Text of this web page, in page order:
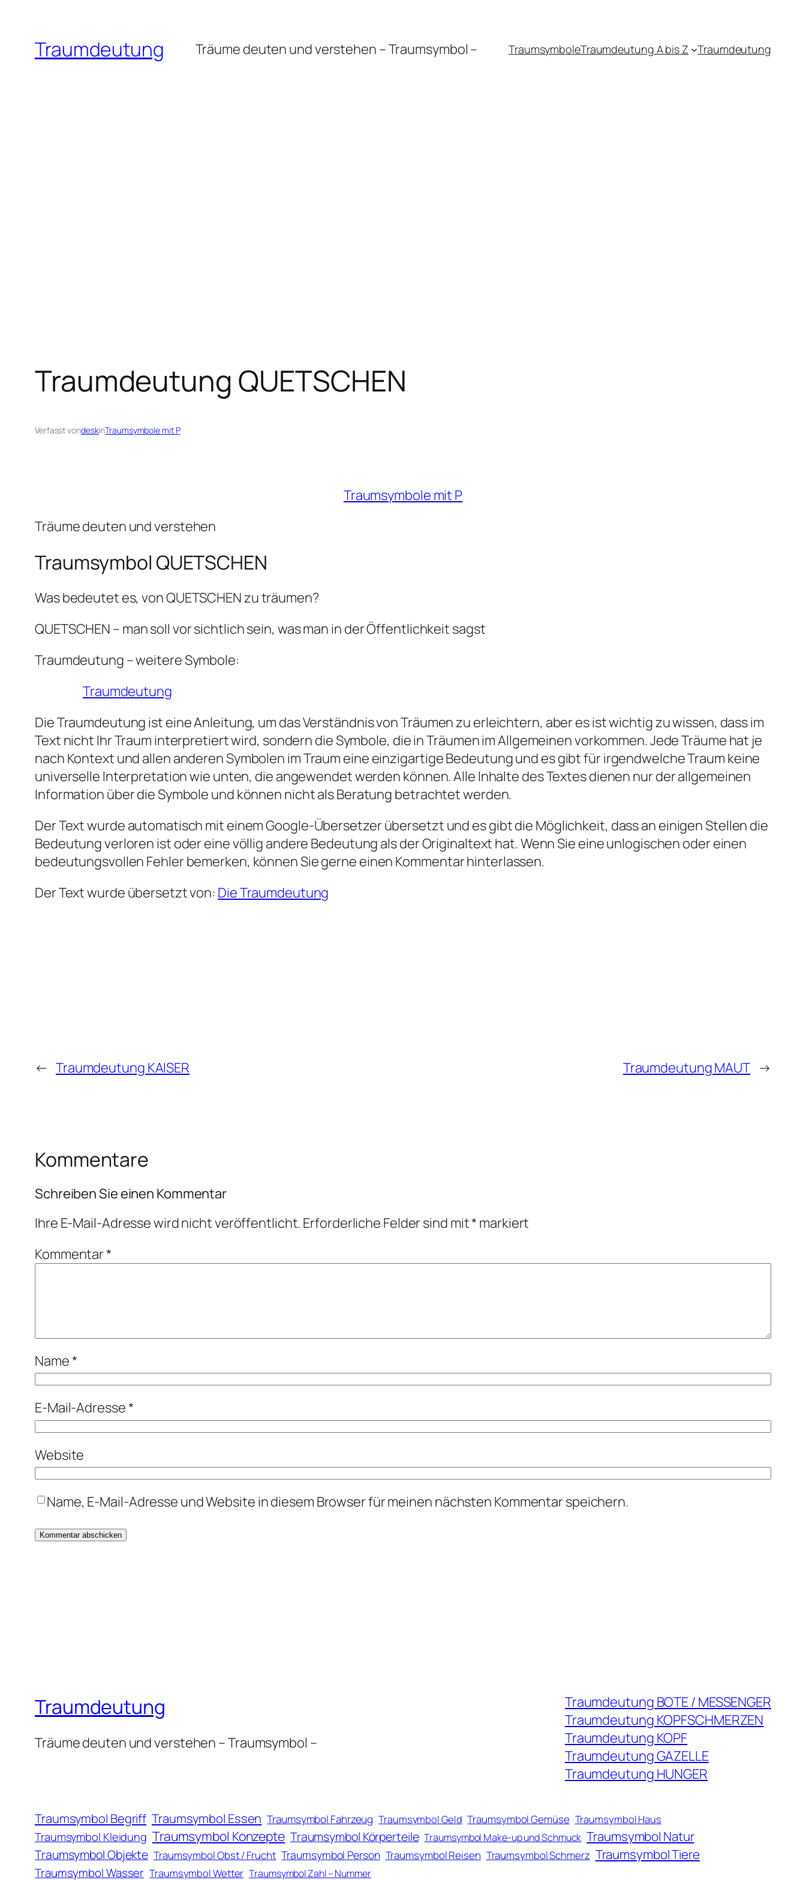
springenTraumdeutung Träume deuten und verstehen – Traumsymbol – TraumsymboleTraumdeutung A bis Z Traumdeutung
Traumdeutung QUETSCHEN
Verfasst vondeskinTraumsymbole mit P
Traumsymbole mit P
Träume deuten und verstehen
Traumsymbol QUETSCHEN
Was bedeutet es, von QUETSCHEN zu träumen?
QUETSCHEN – man soll vor sichtlich sein, was man in der Öffentlichkeit sagst
Traumdeutung – weitere Symbole:
Traumdeutung
Die Traumdeutung ist eine Anleitung, um das Verständnis von Träumen zu erleichtern, aber es ist wichtig zu wissen, dass im
Text nicht Ihr Traum interpretiert wird, sondern die Symbole, die in Träumen im Allgemeinen vorkommen. Jede Träume hat je
nach Kontext und allen anderen Symbolen im Traum eine einzigartige Bedeutung und es gibt für irgendwelche Traum keine
universelle Interpretation wie unten, die angewendet werden können. Alle Inhalte des Textes dienen nur der allgemeinen
Information über die Symbole und können nicht als Beratung betrachtet werden.
Der Text wurde automatisch mit einem Google-Übersetzer übersetzt und es gibt die Möglichkeit, dass an einigen Stellen die
Bedeutung verloren ist oder eine völlig andere Bedeutung als der Originaltext hat. Wenn Sie eine unlogischen oder einen
bedeutungsvollen Fehler bemerken, können Sie gerne einen Kommentar hinterlassen.
Der Text wurde übersetzt von: Die Traumdeutung
← Traumdeutung KAISER Traumdeutung MAUT →
Kommentare
Schreiben Sie einen Kommentar
Ihre E-Mail-Adresse wird nicht veröffentlicht. Erforderliche Felder sind mit* markiert
Kommentar*
Name*
E-Mail-Adresse*
Website
Name, E-Mail-Adresse und Website in diesem Browser für meinen nächsten Kommentar speichern.
Traumdeutung
Träume deuten und verstehen – Traumsymbol –
Traumdeutung BOTE / MESSENGER
Traumdeutung KOPFSCHMERZEN
Traumdeutung KOPF
Traumdeutung GAZELLE
Traumdeutung HUNGER
Traumsymbol Begriff Traumsymbol Essen Traumsymbol Fahrzeug Traumsymbol Geld Traumsymbol Gemüse Traumsymbol Haus
Traumsymbol Kleidung Traumsymbol Konzepte Traumsymbol Körperteile Traumsymbol Make-up und Schmuck Traumsymbol Natur
Traumsymbol Objekte Traumsymbol Obst / Frucht Traumsymbol Person Traumsymbol Reisen Traumsymbol Schmerz Traumsymbol Tiere
Traumsymbol Wasser Traumsymbol Wetter Traumsymbol Zahl – Nummer